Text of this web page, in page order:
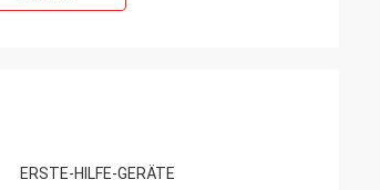
ERSTE-HILFE-GERÄTE